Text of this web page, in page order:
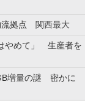
流拠点 関西最大
やめて」 生産者を
増量の謎 密かに